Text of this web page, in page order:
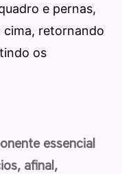
e pernas,
cima, retornando
os
essencial
afinal,